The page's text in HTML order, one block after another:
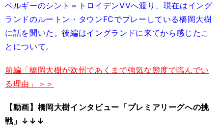
ベルギーのシント＝トロイデンVVへ渡り、現在はイング
ランドのルートン・タウンFCでプレーしている橋岡大樹
に話を聞いた。後編はイングランドに来てから感じたこ
とについて。
前編「橋岡大樹が欧州であくまで強気な態度で臨んでい
る理由」＞＞
【動画】橋岡大樹インタビュー「プレミアリーグへの挑
戦」↓↓↓